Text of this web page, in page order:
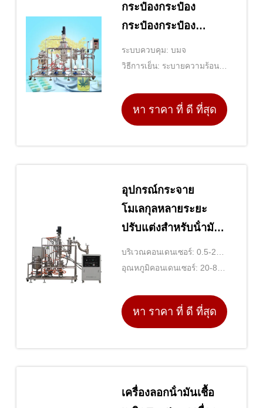
กระป๋องกระป๋อง
กระป๋องกระป๋อง
กระป๋องกระป๋อง
กระป๋อง
ระบบควบคุม: บมจ
วิธีการเย็น: ระบายความร้อน
หา ราคา ที่ ดี ที่สุด
อุปกรณ์กระจาย
โมเลกุลหลายระยะ
ปรับแต่งสําหรับน้ํามัน
อีเซนียล
บริเวณคอนเดนเซอร์: 0.5-2
ตร.ม
อุณหภูมิคอนเดนเซอร์: 20-80
หา ราคา ที่ ดี ที่สุด
เครื่องลอกน้ํามันเชื้อ